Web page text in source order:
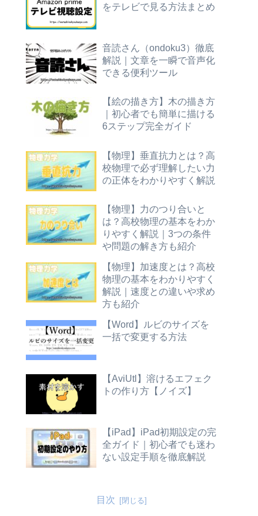
をテレビで見る方法まとめ
音読さん（ondoku3）徹底
解説｜文章を一瞬で音声化
できる便利ツール
【絵の描き方】木の描き方
｜初心者でも簡単に描ける
6ステップ完全ガイド
【物理】垂直抗力とは？高
校物理で必ず理解したい力
の正体をわかりやすく解説
【物理】力のつり合いと
は？高校物理の基本をわか
りやすく解説｜3つの条件
や問題の解き方も紹介
【物理】加速度とは？高校
物理の基本をわかりやすく
解説｜速度との違いや求め
方も紹介
【Word】ルビのサイズを
一括で変更する方法
【AviUtl】溶けるエフェク
トの作り方【ノイズ】
【iPad】iPad初期設定の完
全ガイド｜初心者でも迷わ
ない設定手順を徹底解説
目次